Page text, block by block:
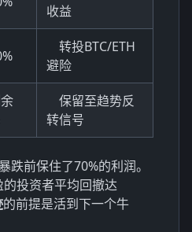
收益
转投BTC/ETH
避险
保留至趋势反
转信号
跌前保住了70%的利润。
投资者平均回撤达
的前提是活到下一个牛